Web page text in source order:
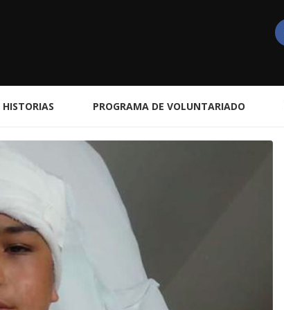
HISTORIAS PROGRAMA DE VOLUNTARIADO